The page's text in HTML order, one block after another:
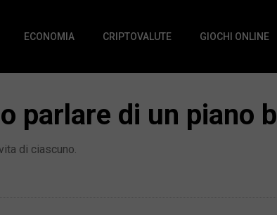
ECONOMIA CRIPTOVALUTE GIOCHI ONLINE
parlare di un piano b
di ciascuno.